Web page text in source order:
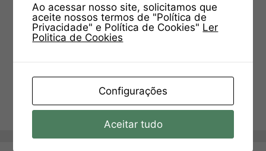
Ao acessar nosso site, solicitamos que
aceite nossos termos de "Política de
Privacidade" e Política de Cookies" Ler
Politica de Cookies
Configurações
Aceitar tudo